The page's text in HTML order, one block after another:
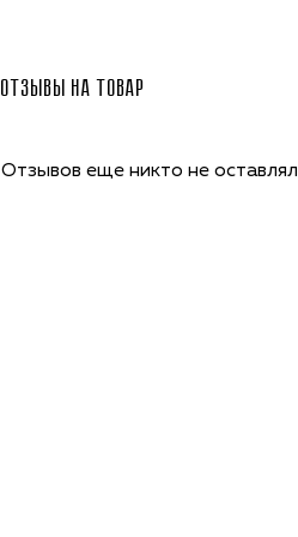
Отзывы на товар
Отзывов еще никто не оставлял